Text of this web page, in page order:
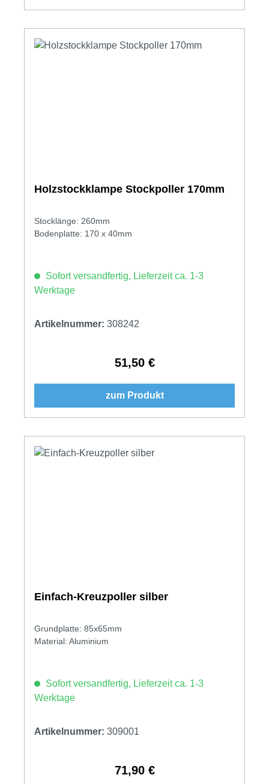
Holzstockklampe Stockpoller 170mm
Stocklänge: 260mm
Bodenplatte: 170 x 40mm
Sofort versandfertig, Lieferzeit ca. 1-3
Werktage
Artikelnummer: 308242
Regulärer Preis:
51,50 €
zum Produkt
Einfach-Kreuzpoller silber
Grundplatte: 85x65mm
Material: Aluminium
Sofort versandfertig, Lieferzeit ca. 1-3
Werktage
Artikelnummer: 309001
Regulärer Preis:
71,90 €